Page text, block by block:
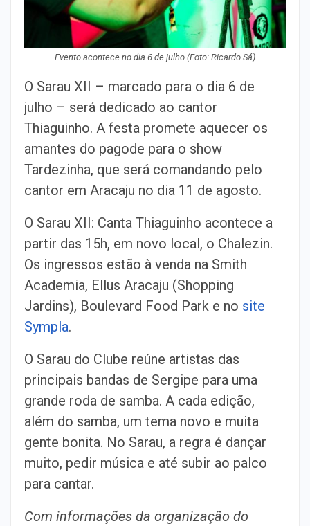
Evento acontece no dia 6 de julho (Foto: Ricardo Sá)
O Sarau XII – marcado para o dia 6 de
julho – será dedicado ao cantor
Thiaguinho. A festa promete aquecer os
amantes do pagode para o show
Tardezinha, que será comandando pelo
cantor em Aracaju no dia 11 de agosto.
O Sarau XII: Canta Thiaguinho acontece a
partir das 15h, em novo local, o Chalezin.
Os ingressos estão à venda na Smith
Academia, Ellus Aracaju (Shopping
Jardins), Boulevard Food Park e no site
Sympla.
O Sarau do Clube reúne artistas das
principais bandas de Sergipe para uma
grande roda de samba. A cada edição,
além do samba, um tema novo e muita
gente bonita. No Sarau, a regra é dançar
muito, pedir música e até subir ao palco
para cantar.
Com informações da organização do